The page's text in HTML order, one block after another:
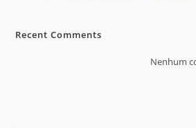
Recent Comments
Nenhum